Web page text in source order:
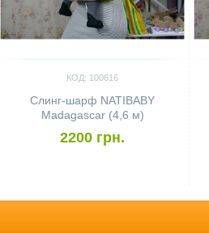
КОД: 100616
Слинг-шарф NATIBABY
Madagascar (4,6 м)
2200 грн.